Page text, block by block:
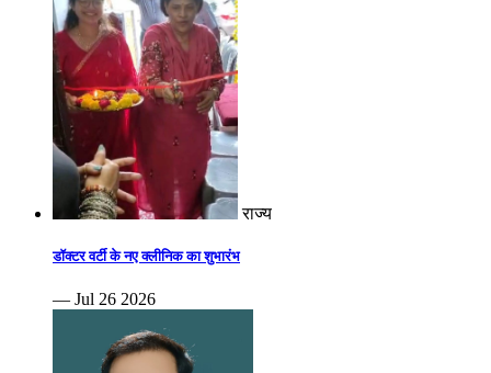
राज्य
डॉक्टर वर्टी के नए क्लीनिक का शुभारंभ
— Jul 26 2026